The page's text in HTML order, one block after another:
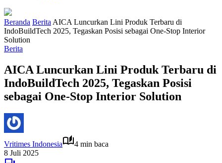
Beranda Berita AICA Luncurkan Lini Produk Terbaru di
IndoBuildTech 2025, Tegaskan Posisi sebagai One-Stop Interior
Solution
Berita
AICA Luncurkan Lini Produk Terbaru di
IndoBuildTech 2025, Tegaskan Posisi
sebagai One-Stop Interior Solution
Vritimes Indonesia
4 min baca
8 Juli 2025